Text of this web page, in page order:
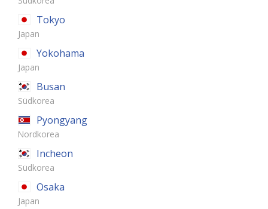
Tokyo
Japan
Yokohama
Japan
Busan
Südkorea
Pyongyang
Nordkorea
Incheon
Südkorea
Osaka
Japan